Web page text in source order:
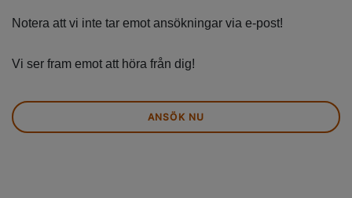
Notera att vi inte tar emot ansökningar via e-post!
Vi ser fram emot att höra från dig!
ANSÖK NU